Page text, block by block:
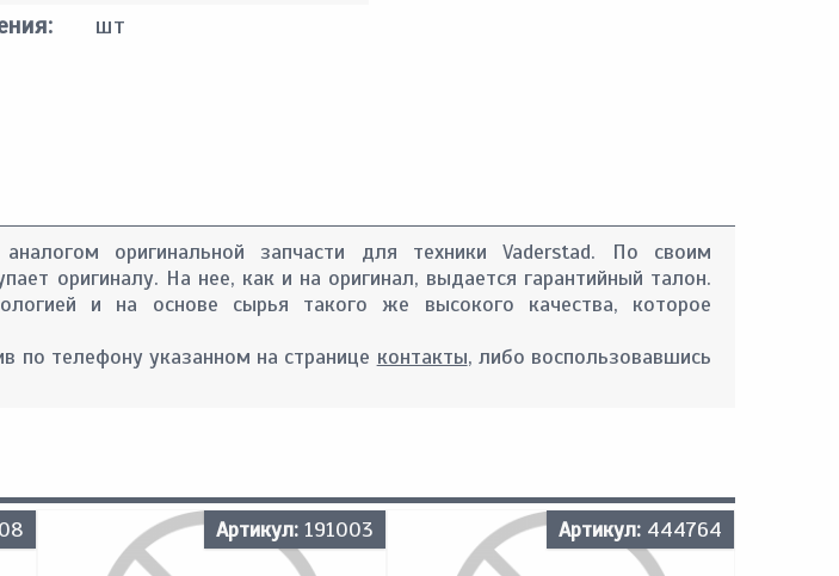
шт
оригинальной запчасти для техники Vaderstad. По своим
оригиналу. На нее, как и на оригинал, выдается гарантийный талон.
и на основе сырья такого же высокого качества, которое
по телефону указанном на странице контакты, либо воспользовавшись
Артикул: 191003 Артикул: 444764